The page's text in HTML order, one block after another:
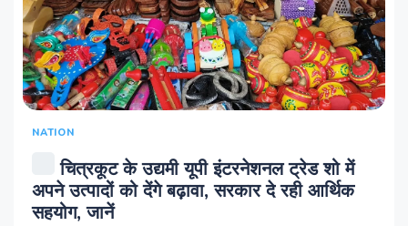
NATION
चित्रकूट के उद्यमी यूपी इंटरनेशनल ट्रेड शो में
अपने उत्पादों को देंगे बढ़ावा, सरकार दे रही आर्थिक
सहयोग, जानें